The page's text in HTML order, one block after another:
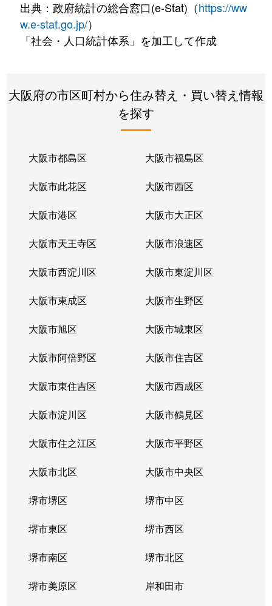
出典：政府統計の総合窓口(e-Stat)（https://ww
w.e-stat.go.jp/）
「社会・人口統計体系」を加工して作成
大阪府の市区町村から住み替え・買い替え情報
を探す
大阪市都島区 大阪市福島区
大阪市此花区 大阪市西区
大阪市港区 大阪市大正区
大阪市天王寺区 大阪市浪速区
大阪市西淀川区 大阪市東淀川区
大阪市東成区 大阪市生野区
大阪市旭区 大阪市城東区
大阪市阿倍野区 大阪市住吉区
大阪市東住吉区 大阪市西成区
大阪市淀川区 大阪市鶴見区
大阪市住之江区 大阪市平野区
大阪市北区 大阪市中央区
堺市堺区 堺市中区
堺市東区 堺市西区
堺市南区 堺市北区
堺市美原区 岸和田市